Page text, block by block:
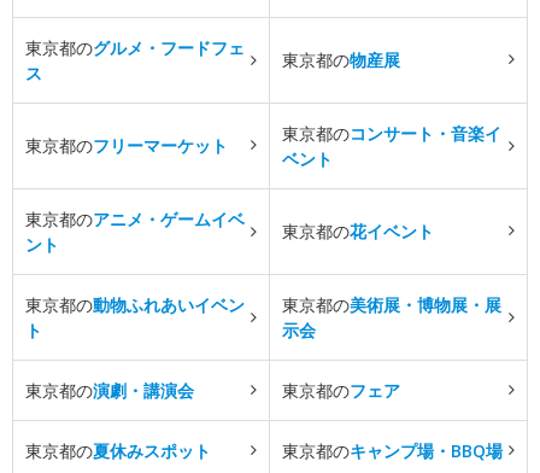
東京都のグルメ・フードフェ
ス
東京都の物産展
東京都のフリーマーケット
東京都のコンサート・音楽イ
ベント
東京都のアニメ・ゲームイベ
ント
東京都の花イベント
東京都の動物ふれあいイベン
ト
東京都の美術展・博物展・展
示会
東京都の演劇・講演会 東京都のフェア
東京都の夏休みスポット 東京都のキャンプ場・BBQ場